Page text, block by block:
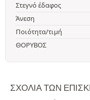
Στεγνό έδαφος
Άνεση
Ποιότητα/τιμή
ΘΟΡΥΒΟΣ
ΣΧΌΛΙΑ ΤΩΝ